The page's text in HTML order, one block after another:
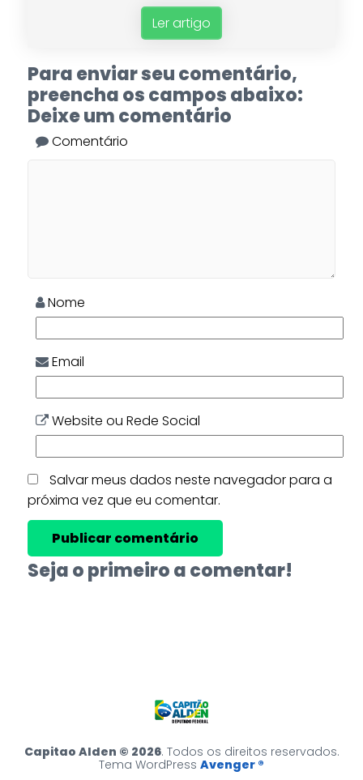
Ler artigo
Para enviar seu comentário,
preencha os campos abaixo:
Deixe um comentário
Comentário
Nome
Email
Website ou Rede Social
Salvar meus dados neste navegador para a
próxima vez que eu comentar.
Seja o primeiro a comentar!
Capitao Alden © 2026. Todos os direitos reservados.
Tema WordPress Avenger ®